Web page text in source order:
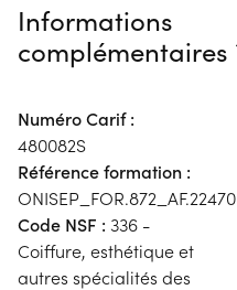
Informations
complémentaires
Numéro Carif :
480082S
Référence formation :
ONISEP_FOR.872_AF.22470
Code NSF : 336 -
Coiffure, esthétique et
autres spécialités des